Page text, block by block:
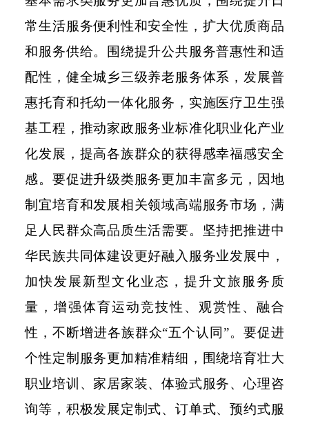
常生活服务便利性和安全性，扩大优质商品
和服务供给。围绕提升公共服务普惠性和适
配性，健全城乡三级养老服务体系，发展普
惠托育和托幼一体化服务，实施医疗卫生强
基工程，推动家政服务业标准化职业化产业
化发展，提高各族群众的获得感幸福感安全
感。要促进升级类服务更加丰富多元，因地
制宜培育和发展相关领域高端服务市场，满
足人民群众高品质生活需要。坚持把推进中
华民族共同体建设更好融入服务业发展中，
加快发展新型文化业态，提升文旅服务质
量，增强体育运动竞技性、观赏性、融合
性，不断增进各族群众“五个认同”。要促进
个性定制服务更加精准精细，围绕培育壮大
职业培训、家居家装、体验式服务、心理咨
询等，积极发展定制式、订单式、预约式服